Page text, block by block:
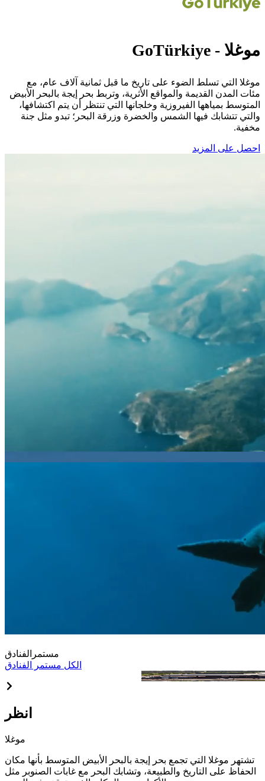
موغلا - GoTürkiye
موغلا التي تسلط الضوء على تاريخ ما قبل ثمانية آلاف عام، مع
مئات المدن القديمة والمواقع الأثرية، وتربط بحر إيجة بالبحر الأبيض
المتوسط بمياهها الفيروزية وخلجانها التي تنتظر أن يتم اكتشافها،
والتي تتشابك فيها الشمس والخضرة وزرقة البحر؛ تبدو مثل جنة
مخفية.
احصل على المزيد
مستمر الفنادق
الكل مستمر الفنادق
Çalcalar Suit Hotel
انظر
موغلا
تشتهر موغلا التي تجمع بحر إيجة بالبحر الأبيض المتوسط بأنها مكان
الحفاظ على التاريخ والطبيعة، وتشابك البحر مع غابات الصنوبر مثل